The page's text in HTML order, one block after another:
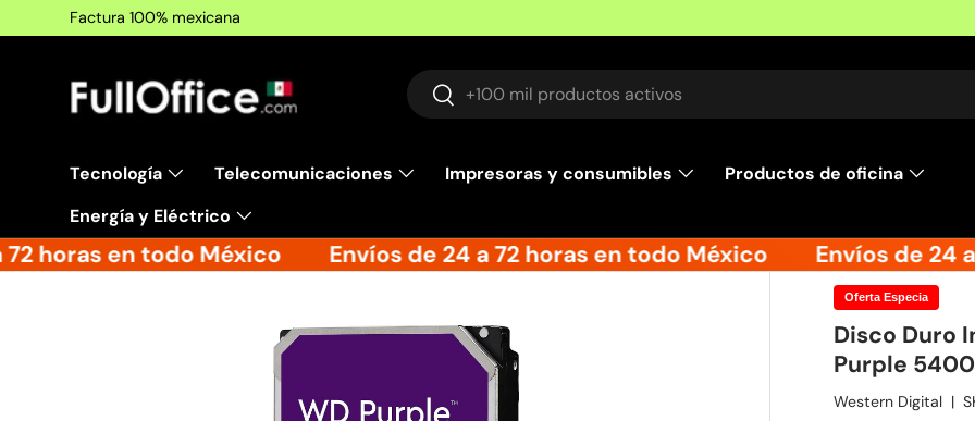
Ir al contenido
Factura 100% mexicana
Buscar
Buscar
Tecnología Telecomunicaciones Impresoras y consumibles
Productos de oficina
Energía y Eléctrico
horas en todo México Envíos de 24 a 72 horas en todo México Envíos de 24 a
Oferta Especia
Disco Duro
Purple
Western Digital |